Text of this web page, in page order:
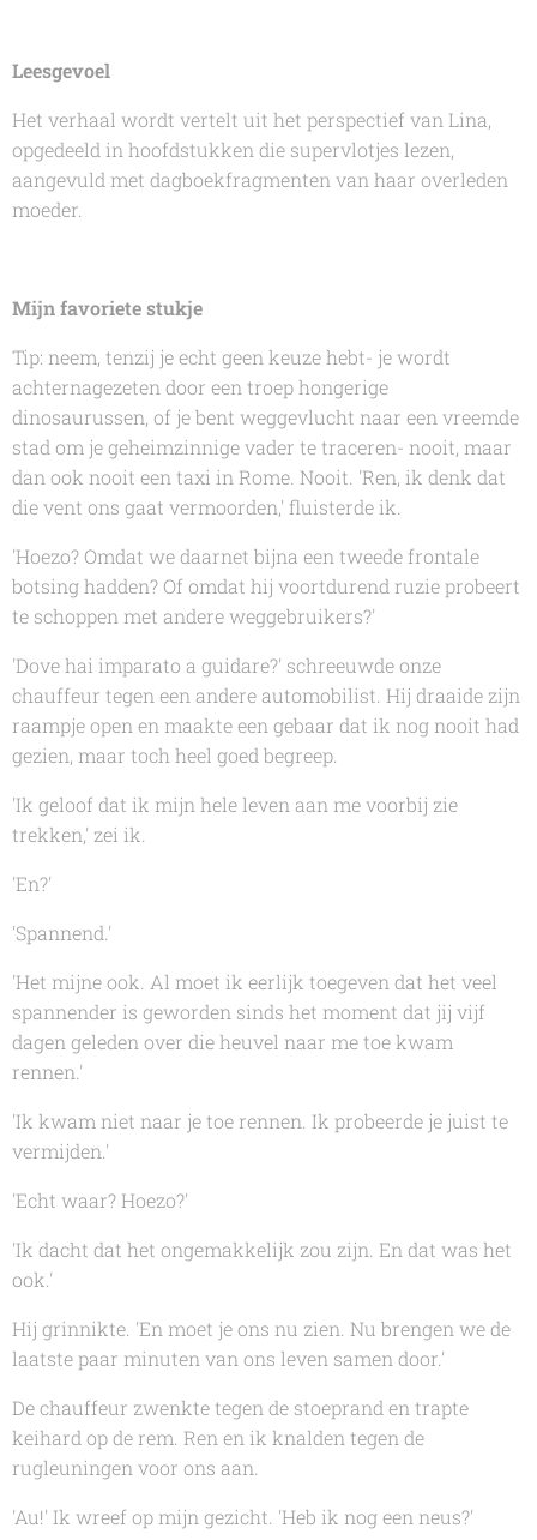
Leesgevoel
Het verhaal wordt vertelt uit het perspectief van Lina,
opgedeeld in hoofdstukken die supervlotjes lezen,
aangevuld met dagboekfragmenten van haar overleden
moeder.
Mijn favoriete stukje
Tip: neem, tenzij je echt geen keuze hebt- je wordt
achternagezeten door een troep hongerige
dinosaurussen, of je bent weggevlucht naar een vreemde
stad om je geheimzinnige vader te traceren- nooit, maar
dan ook nooit een taxi in Rome. Nooit. 'Ren, ik denk dat
die vent ons gaat vermoorden,' fluisterde ik.
'Hoezo? Omdat we daarnet bijna een tweede frontale
botsing hadden? Of omdat hij voortdurend ruzie probeert
te schoppen met andere weggebruikers?'
'Dove hai imparato a guidare?' schreeuwde onze
chauffeur tegen een andere automobilist. Hij draaide zijn
raampje open en maakte een gebaar dat ik nog nooit had
gezien, maar toch heel goed begreep.
'Ik geloof dat ik mijn hele leven aan me voorbij zie
trekken,' zei ik.
'En?'
'Spannend.'
'Het mijne ook. Al moet ik eerlijk toegeven dat het veel
spannender is geworden sinds het moment dat jij vijf
dagen geleden over die heuvel naar me toe kwam
rennen.'
'Ik kwam niet naar je toe rennen. Ik probeerde je juist te
vermijden.'
'Echt waar? Hoezo?'
'Ik dacht dat het ongemakkelijk zou zijn. En dat was het
ook.'
Hij grinnikte. 'En moet je ons nu zien. Nu brengen we de
laatste paar minuten van ons leven samen door.'
De chauffeur zwenkte tegen de stoeprand en trapte
keihard op de rem. Ren en ik knalden tegen de
rugleuningen voor ons aan.
'Au!' Ik wreef op mijn gezicht. 'Heb ik nog een neus?'